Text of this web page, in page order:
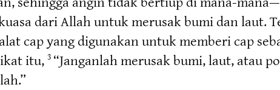
dari Allah untuk merusak bumi dan laut.
cap yang digunakan untuk memberi cap
itu, 3 “Janganlah merusak bumi, laut, atau